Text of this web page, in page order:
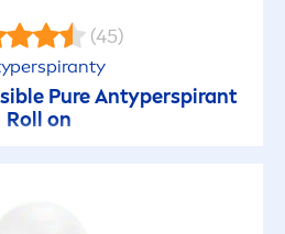
(45)
PureAntyperspirant
Roll on